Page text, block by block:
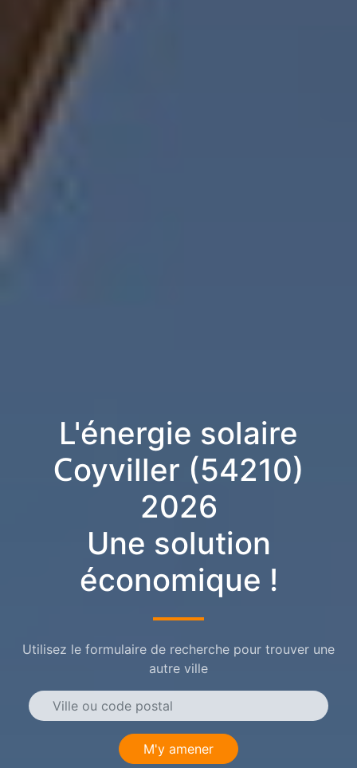
L'énergie solaire
Coyviller (54210)
2026
Une solution
économique !
Utilisez le formulaire de recherche pour trouver une
autre ville
M'y amener